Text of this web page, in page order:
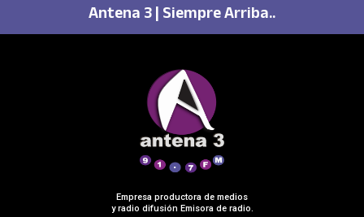
Antena 3 | Siempre Arriba..
Empresa productora de medios
y radio difusión Emisora de radio.